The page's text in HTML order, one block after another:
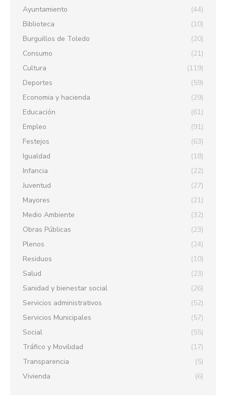
Ayuntamiento
(44)
Biblioteca
(10)
Burguillos de Toledo
(20)
Consumo
(21)
Cultura
(119)
Deportes
(59)
Economia y hacienda
(29)
Educación
(61)
Empleo
(91)
Festejos
(63)
Igualdad
(18)
Infancia
(22)
Juventud
(27)
Mayores
(21)
Medio Ambiente
(32)
Obras Públicas
(23)
Plenos
(24)
Residuos
(10)
Salud
(23)
Sanidad y bienestar social
(26)
Servicios administrativos
(52)
Servicios Municipales
(57)
Social
(55)
Tráfico y Movilidad
(17)
Transparencia
(5)
Vivienda
(6)